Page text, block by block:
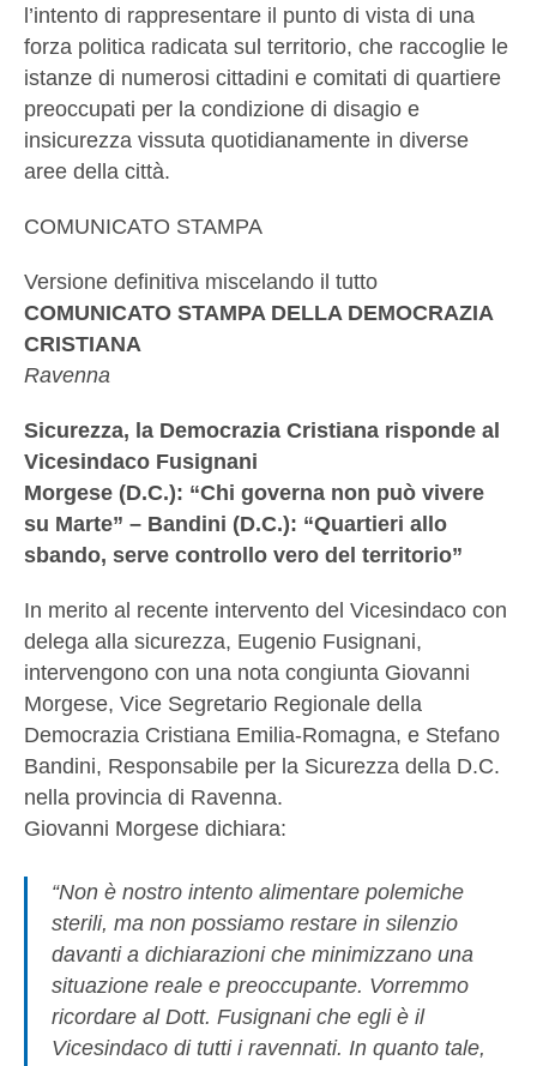
l’intento di rappresentare il punto di vista di una
forza politica radicata sul territorio, che raccoglie le
istanze di numerosi cittadini e comitati di quartiere
preoccupati per la condizione di disagio e
insicurezza vissuta quotidianamente in diverse
aree della città.
COMUNICATO STAMPA
Versione definitiva miscelando il tutto
COMUNICATO STAMPA DELLA DEMOCRAZIA
CRISTIANA
Ravenna
Sicurezza, la Democrazia Cristiana risponde al
Vicesindaco Fusignani
Morgese (D.C.): “Chi governa non può vivere
su Marte” – Bandini (D.C.): “Quartieri allo
sbando, serve controllo vero del territorio”
In merito al recente intervento del Vicesindaco con
delega alla sicurezza, Eugenio Fusignani,
intervengono con una nota congiunta Giovanni
Morgese, Vice Segretario Regionale della
Democrazia Cristiana Emilia-Romagna, e Stefano
Bandini, Responsabile per la Sicurezza della D.C.
nella provincia di Ravenna.
Giovanni Morgese dichiara:
“Non è nostro intento alimentare polemiche
sterili, ma non possiamo restare in silenzio
davanti a dichiarazioni che minimizzano una
situazione reale e preoccupante. Vorremmo
ricordare al Dott. Fusignani che egli è il
Vicesindaco di tutti i ravennati. In quanto tale,